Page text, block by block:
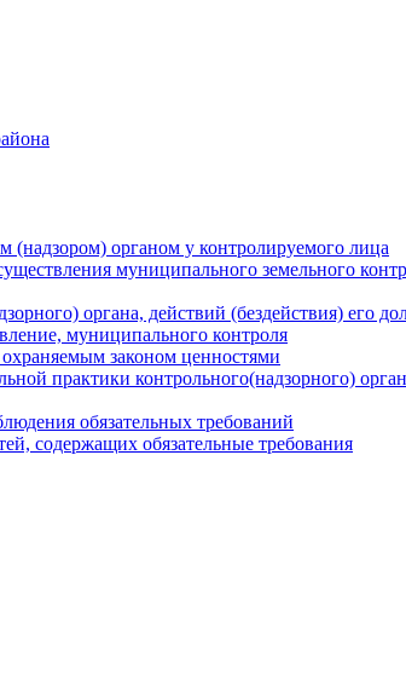
(надзором) органом у контролируемого лица
муниципального земельного
органа, действий (бездействия) его
муниципального контроля
законом ценностями
практики контрольного(надзорного)
обязательных требований
содержащих обязательные требования